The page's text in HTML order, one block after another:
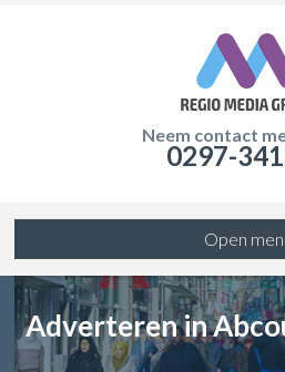
Neem contact
0297-
Open
Adverteren in